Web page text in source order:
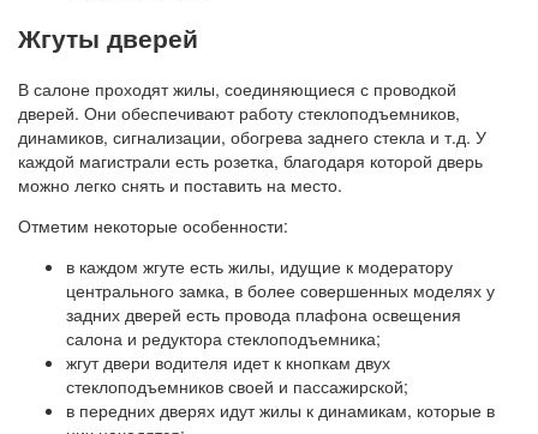
Жгуты дверей
В салоне проходят жилы, соединяющиеся с проводкой
дверей. Они обеспечивают работу стеклоподъемников,
динамиков, сигнализации, обогрева заднего стекла и т.д. У
каждой магистрали есть розетка, благодаря которой дверь
можно легко снять и поставить на место.
Отметим некоторые особенности:
в каждом жгуте есть жилы, идущие к модератору
центрального замка, в более совершенных моделях у
задних дверей есть провода плафона освещения
салона и редуктора стеклоподъемника;
жгут двери водителя идет к кнопкам двух
стеклоподъемников своей и пассажирской;
в передних дверях идут жилы к динамикам, которые в